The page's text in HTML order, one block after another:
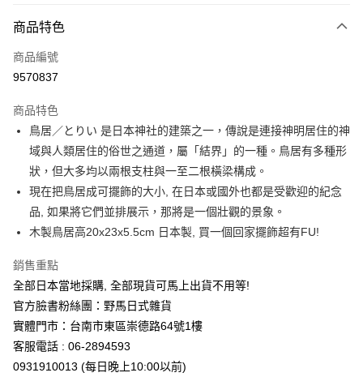
信用卡一次付款
信用卡分期付款
合作金庫商業銀行
華南商業銀行
彰化商業銀行
上海商業儲蓄銀行
台北富邦商業銀行
國泰世華商業銀行
兆豐國際商業銀行
臺灣中小企業銀行
台中商業銀行
匯豐（台灣）商業銀行
華泰商業銀行
聯邦商業銀行
遠東國際商業銀行
元大商業銀行
永豐商業銀行
台新國際商業銀行
台灣樂天信用卡公司
超商取貨付款
LINE Pay
Apple Pay
街口支付
Google Pay
ATM付款
運送方式
全家取貨付款
商品特色
商品編號
9570837
商品特色
鳥居／とりい 是日本神社的建築之一，傳說是連接神明居住的神
域與人類居住的俗世之通道，屬「結界」的一種。鳥居有多種形
狀，但大多均以兩根支柱與一至二根橫梁構成。
現在把鳥居成可擺飾的大小, 在日本或國外也都是受歡迎的紀念
品, 如果將它們並排展示，那將是一個壯觀的景象。
木製鳥居高20x23x5.5cm 日本製, 買一個回家擺飾超有FU!
銷售重點
全部日本當地採購, 全部現貨可馬上出貨不用等!
官方臉書粉絲團：野馬日式雜貨
實體門市：台南市東區崇德路64號1樓
客服電話 : 06-2894593
0931910013 (每日晚上10:00以前)